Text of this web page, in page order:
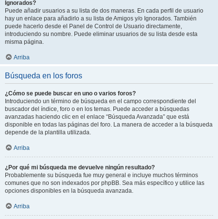
Ignorados?
Puede añadir usuarios a su lista de dos maneras. En cada perfil de usuario
hay un enlace para añadirlo a su lista de Amigos y/o Ignorados. También
puede hacerlo desde el Panel de Control de Usuario directamente,
introduciendo su nombre. Puede eliminar usuarios de su lista desde esta
misma página.
Arriba
Búsqueda en los foros
¿Cómo se puede buscar en uno o varios foros?
Introduciendo un término de búsqueda en el campo correspondiente del
buscador del índice, foro o en los temas. Puede acceder a búsquedas
avanzadas haciendo clic en el enlace “Búsqueda Avanzada” que está
disponible en todas las páginas del foro. La manera de acceder a la búsqueda
depende de la plantilla utilizada.
Arriba
¿Por qué mi búsqueda me devuelve ningún resultado?
Probablemente su búsqueda fue muy general e incluye muchos términos
comunes que no son indexados por phpBB. Sea más específico y utilice las
opciones disponibles en la búsqueda avanzada.
Arriba